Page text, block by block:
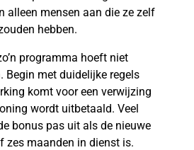
alleen mensen aan die ze zelf
hebben.
programma hoeft niet
Begin met duidelijke regels
komt voor een verwijzing
wordt uitbetaald. Veel
bonus pas uit als de nieuwe
zes maanden in dienst is.